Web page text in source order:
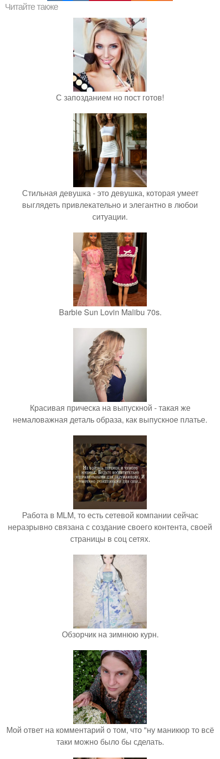
Читайте также
С запозданием но пост готов!
Стильная девушка - это девушка, которая умеет
выглядеть привлекательно и элегантно в любои
ситуации.
Barbie Sun Lovin Malibu 70s.
Красивая прическа на выпускной - такая же
немаловажная деталь образа, как выпускное платье.
Работа в MLM, то есть сетевой компании сейчас
неразрывно связана с создание своего контента, своей
страницы в соц сетях.
Обзорчик на зимнюю курн.
Мой ответ на комментарий о том, что "ну маникюр то всё
таки можно было бы сделать.